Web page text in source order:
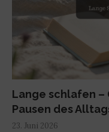
Lange schlafen
Pausen des
23. Juni 2026